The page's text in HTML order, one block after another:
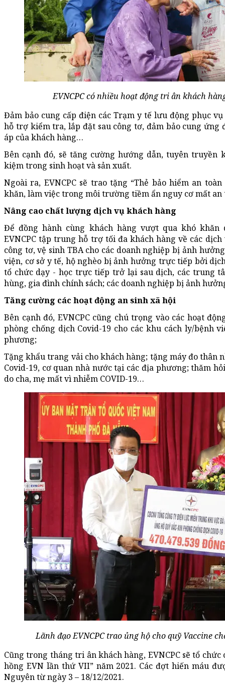
EVNCPC có nhiều hoạt động tri ân khách
Đảm bảo cung cấp điện các Trạm y tế lưu động phục
hỗ trợ kiểm tra, lắp đặt sau công tơ, đảm bảo cung
áp của khách hàng…
Bên cạnh đó, sẽ tăng cường hướng dẫn, tuyên truyền
kiệm trong sinh hoạt và sản xuất.
Ngoài ra, EVNCPC sẽ trao tặng “Thẻ bảo hiểm an
khăn, làm việc trong môi trường tiềm ẩn nguy cơ mất an
Nâng cao chất lượng dịch vụ khách hàng
Để đồng hành cùng khách hàng vượt qua khó khăn
EVNCPC tập trung hỗ trợ tối đa khách hàng về các
công tơ, vệ sinh TBA cho các doanh nghiệp bị ảnh
viện, cơ sở y tế, hộ nghèo bị ảnh hưởng trực tiếp bởi
tổ chức dạy - học trực tiếp trở lại sau dịch, các trung
hùng, gia đình chính sách; các doanh nghiệp bị ảnh
Tăng cường các hoạt động an sinh xã hội
Bên cạnh đó, EVNCPC cũng chú trọng vào các hoạt
phòng chống dịch Covid-19 cho các khu cách ly/bệnh
phương;
Tặng khẩu trang vải cho khách hàng; tặng máy đo thân
Covid-19, cơ quan nhà nước tại các địa phương; thăm
do cha, mẹ mất vì nhiễm COVID-19…
Lãnh đạo EVNCPC trao ủng hộ cho quỹ Vaccine
Cũng trong tháng tri ân khách hàng, EVNCPC sẽ tổ
hồng EVN lần thứ VII” năm 2021. Các đợt hiến máu
Nguyên từ ngày 3 – 18/12/2021.